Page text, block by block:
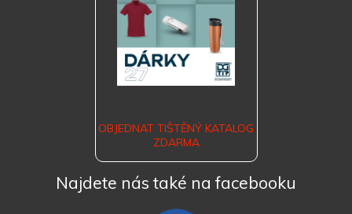
OBJEDNAT TIŠTĚNÝ KATALOG
ZDARMA
Najdete nás také na facebooku